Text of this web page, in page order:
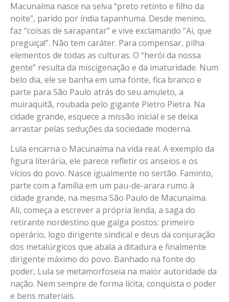
Macunaíma nasce na selva “preto retinto e filho da
noite”, parido por índia tapanhuma. Desde menino,
faz “coisas de sarapantar” e vive exclamando “Ai, que
preguiça!”. Não tem caráter. Para compensar, pilha
elementos de todas as culturas. O “herói da nossa
gente” resulta da miscigenação e da imaturidade. Num
belo dia, ele se banha em uma fonte, fica branco e
parte para São Paulo atrás do seu amuleto, a
muiraquitã, roubada pelo gigante Pietro Pietra. Na
cidade grande, esquece a missão inicial e se deixa
arrastar pelas seduções da sociedade moderna.
Lula encarna o Macunaíma na vida real. A exemplo da
figura literária, ele parece refletir os anseios e os
vícios do povo. Nasce igualmente no sertão. Faminto,
parte com a família em um pau-de-arara rumo à
cidade grande, na mesma São Paulo de Macunaíma.
Ali, começa a escrever a própria lenda, a saga do
retirante nordestino que galga postos: primeiro
operário, logo dirigente sindical e deus da conjuração
dos metalúrgicos que abala a ditadura e finalmente
dirigente máximo do povo. Banhado na fonte do
poder, Lula se metamorfoseia na maior autoridade da
nação. Nem sempre de forma lícita, conquista o poder
e bens materiais.